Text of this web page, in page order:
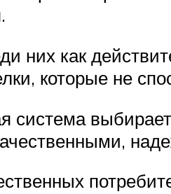
них как
которые не
система